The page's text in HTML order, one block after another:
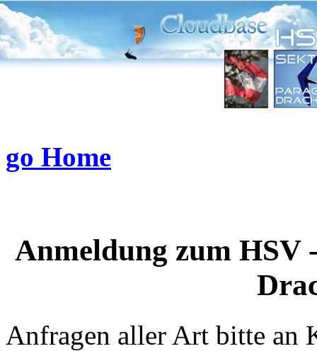
go Home
Anmeldung zum HSV
Anfragen aller Art bitte